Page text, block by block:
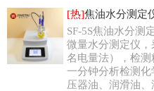
[热]焦油水分测定
SF-5S焦油水分测
微量水分测定仪，
名电量法），检测
一分钟分析检测
压器油、润滑油